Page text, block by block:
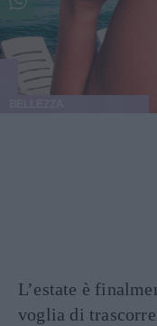
L’estate è
voglia di